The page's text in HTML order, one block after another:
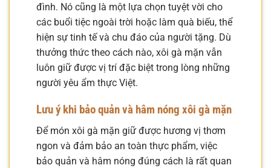
đình. Nó cũng là một lựa chọn tuyệt vời cho
các buổi tiệc ngoài trời hoặc làm quà biếu, thể
hiện sự tinh tế và chu đáo của người tặng. Dù
thưởng thức theo cách nào, xôi gà mặn vẫn
luôn giữ được vị trí đặc biệt trong lòng những
người yêu ẩm thực Việt.
Lưu ý khi bảo quản và hâm nóng xôi gà mặn
Để món xôi gà mặn giữ được hương vị thơm
ngon và đảm bảo an toàn thực phẩm, việc
bảo quản và hâm nóng đúng cách là rất quan